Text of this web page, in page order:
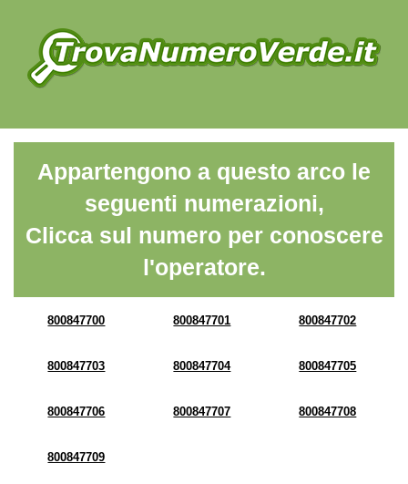
Appartengono a questo arco le
seguenti numerazioni,
Clicca sul numero per conoscere
l'operatore.
800847700 800847701 800847702
800847703 800847704 800847705
800847706 800847707 800847708
800847709